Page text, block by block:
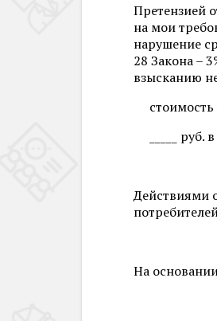
Претензией
на мои
нарушение
28 Закона –
взысканию
стоимость
_____ руб.
Действиями
На